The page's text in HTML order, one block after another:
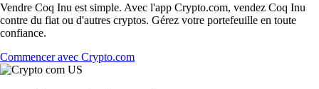
Vendre Coq Inu est simple. Avec l'app Crypto.com, vendez Coq Inu
contre du fiat ou d'autres cryptos. Gérez votre portefeuille en toute
confiance.
Commencer avec Crypto.com